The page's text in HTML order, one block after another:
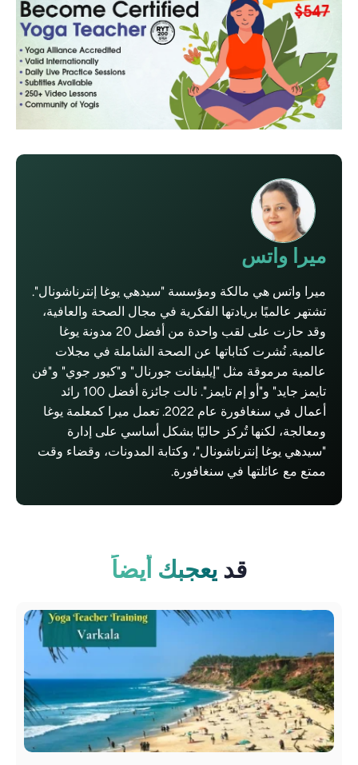
ميرا واتس
ميرا واتس هي مالكة ومؤسسة "سيدهي يوغا إنترناشونال".
تشتهر عالميًا بريادتها الفكرية في مجال الصحة والعافية،
وقد حازت على لقب واحدة من أفضل 20 مدونة يوغا
عالمية. نُشرت كتاباتها عن الصحة الشاملة في مجلات
عالمية مرموقة مثل "إيليفانت جورنال" و"كيور جوي" و"فن
تايمز جايد" و"أو إم تايمز". نالت جائزة أفضل 100 رائد
أعمال في سنغافورة عام 2022. تعمل ميرا كمعلمة يوغا
ومعالجة، لكنها تُركز حاليًا بشكل أساسي على إدارة
"سيدهي يوغا إنترناشونال"، وكتابة المدونات، وقضاء وقت
ممتع مع عائلتها في سنغافورة.
قديعجبك أيضاً